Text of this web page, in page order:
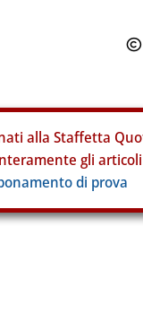
alla Staffetta
gli
di prova